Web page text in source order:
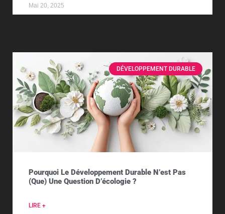
Mai 20, 2025
DÉVELOPPEMENT DURABLE
Pourquoi Le Développement Durable N’est Pas
(que) Une Question D’écologie ?
LIRE +